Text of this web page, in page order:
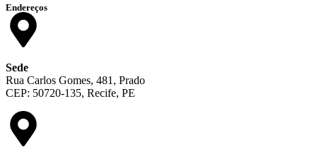
Endereços
Sede
Rua Carlos Gomes, 481, Prado
CEP: 50720-135, Recife, PE